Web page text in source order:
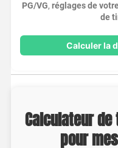
PG/VG,réglages de
de
Calculer la
Calculateur
pour